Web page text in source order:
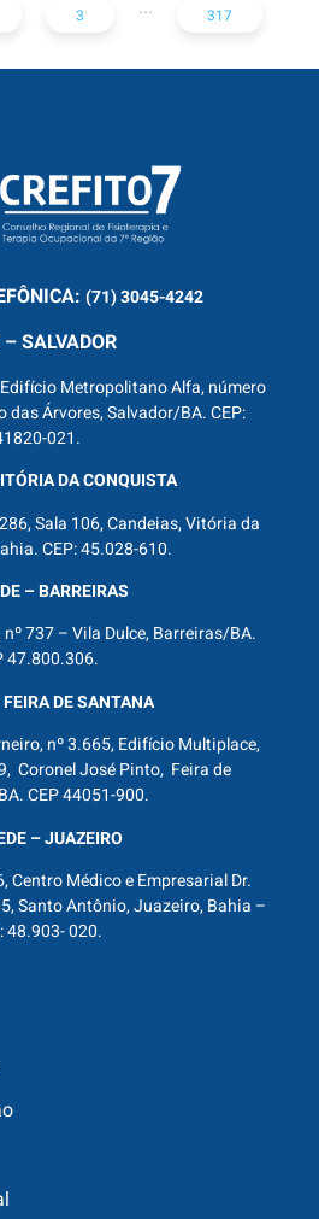
3 ... 317
(71) 3045-4242
– SALVADOR
Metropolitano Alfa, número
das Árvores, Salvador/BA. CEP:
021.
DA CONQUISTA
Sala 106, Candeias, Vitória da
CEP: 45.028-610.
– BARREIRAS
737 – Vila Dulce, Barreiras/BA.
47.800.306.
DE SANTANA
nº 3.665, Edifício Multiplace,
Coronel José Pinto, Feira de
CEP 44051-900.
– JUAZEIRO
Centro Médico e Empresarial Dr.
Santo Antônio, Juazeiro, Bahia –
48.903- 020.